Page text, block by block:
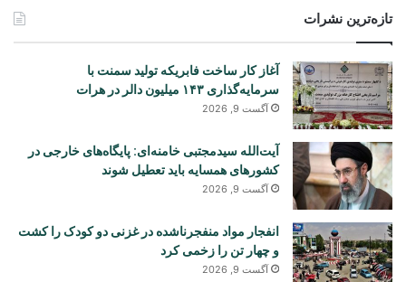
تازه‌ترین نشرات
آغاز کار ساخت فابریکه تولید سمنت با
سرمایه‌گذاری ۱۴۳ میلیون دالر در هرات
آگست 9, 2026
آیت‌الله سیدمجتبی خامنه‌ای: پایگاه‌های خارجی در
کشورهای همسایه باید تعطیل شوند
آگست 9, 2026
انفجار مواد منفجرناشده در غزنی دو کودک را کشت
و چهار تن را زخمی کرد
آگست 9, 2026